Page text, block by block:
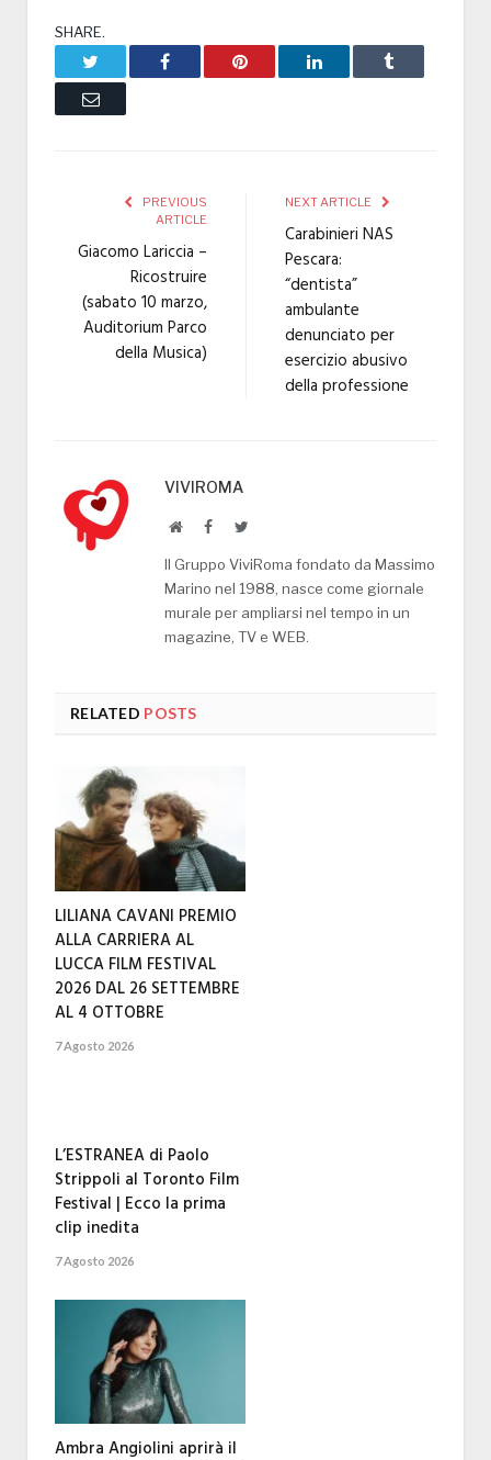
SHARE.
Facebook Pinterest LinkedIn Tumblr
Email
PREVIOUS
ARTICLE
Giacomo Lariccia –
Ricostruire
(sabato 10 marzo,
Auditorium Parco
della Musica)
NEXT ARTICLE
Carabinieri NAS
Pescara:
“dentista”
ambulante
denunciato per
esercizio abusivo
della professione
VIVIROMA
WebsiteFacebookTwitter
Il Gruppo ViviRoma fondato da Massimo
Marino nel 1988, nasce come giornale
murale per ampliarsi nel tempo in un
magazine, TV e WEB.
RELATED POSTS
LILIANA CAVANI PREMIO
ALLA CARRIERA AL
LUCCA FILM FESTIVAL
2026 DAL 26 SETTEMBRE
AL 4 OTTOBRE
7 Agosto 2026
L’ESTRANEA di Paolo
Strippoli al Toronto Film
Festival | Ecco la prima
clip inedita
7 Agosto 2026
Ambra Angiolini aprirà il